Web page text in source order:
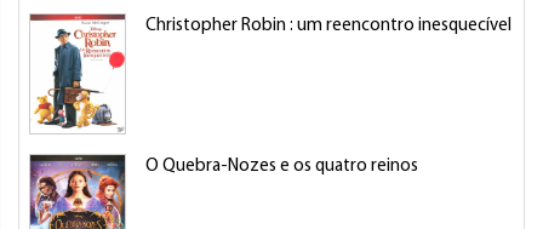
Christopher Robin : um reencontro inesquecível
O Quebra-Nozes e os quatro reinos